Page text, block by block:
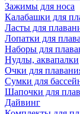
Зажимы для носа
Калабашки для
Ласты для
Лопатки для
Наборы для
Нудлы, аквапалки
Очки для
Сумки для
Шапочки для
Дайвинг